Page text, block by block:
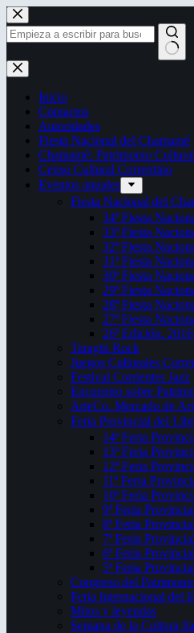
Saltar
al
contenido
Sin
resultados
Inicio
Contactos
Autoridades
Fiesta Nacional del Chamamé
Chamamé: Patrimonio
Censo Cultural Correntino
Eventos anuales
Fiesta Nacional del
34ª Fiesta
33ª Fiesta
32ª Fiesta
31ª Fiesta
30ª Fiesta
29ª Fiesta
28ª Fiesta
27ª Fiesta
26ª Edición.
Taragüi Rock
Juegos Culturales
Festival Corrientes Jazz
Encuentro sobre
ArteCo. Mercado de
Feria Provincial del
14ª Feria
13ª Feria
12ª Feria
11ª Feria
10ª Feria
9ª Feria
8ª Feria
7ª Feria
6ª Feria
5ª Feria
Congreso del
Feria Internacional del
Mitos y leyendas
Semana de la Cultura